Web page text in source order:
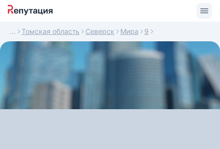
Томская область Северск Мира 9